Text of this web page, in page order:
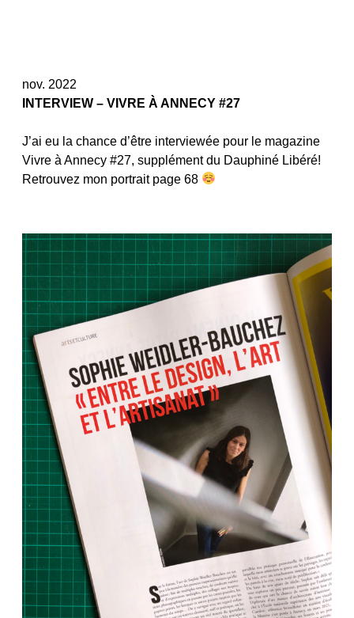
nov. 2022
INTERVIEW – VIVRE À ANNECY #27
J’ai eu la chance d’être interviewée pour le magazine
Vivre à Annecy #27, supplément du Dauphiné Libéré!
Retrouvez mon portrait page 68